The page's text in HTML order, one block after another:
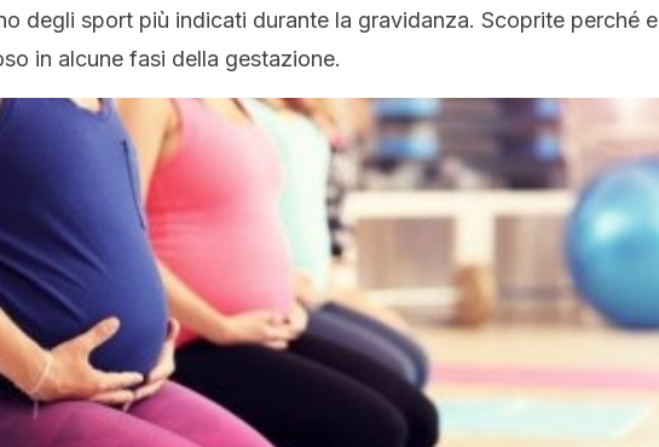
degli sport più indicati durante la gravidanza. Scoprite perché e
in alcune fasi della gestazione.